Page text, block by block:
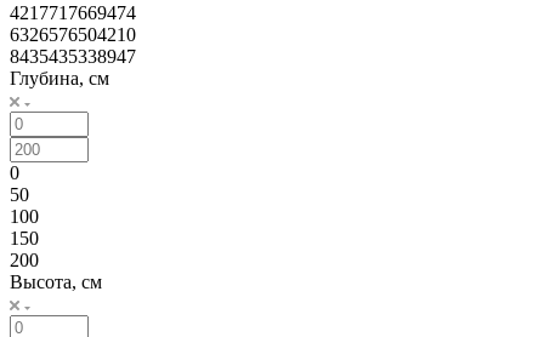
0
2108858834737
4217717669474
6326576504210
8435435338947
Глубина, см
0
50
100
150
200
Высота, см